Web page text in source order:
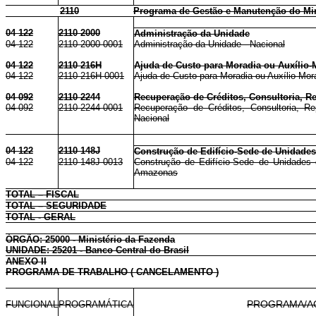
2110 Programa de Gestão e Manutenção do
04 122 2110 2000
Administração da Unidade
04 122
2110 2000 0001
Administração da Unidade - Nacional
04 122
2110 216H
Ajuda de Custo para Moradia ou Auxílio-
04 122
2110 216H 0001
Ajuda de Custo para Moradia ou Auxílio-
04 092
2110 2244
Recuperação de Créditos, Consultoria,
04 092
2110 2244 0001
Recuperação de Créditos, Consultoria,
Nacional
04 122 2110 148J
Construção de Edifício-Sede de
04 122
2110 148J 0013
Construção de Edifício-Sede de
Amazonas
TOTAL – FISCAL
TOTAL – SEGURIDADE
TOTAL - GERAL
ÓRGÃO: 25000 - Ministério da Fazenda
UNIDADE: 25201 - Banco Central do Brasil
ANEXO II
PROGRAMA DE TRABALHO ( CANCELAMENTO )
FUNCIONALPROGRAMÁTICA PROGRAMA/